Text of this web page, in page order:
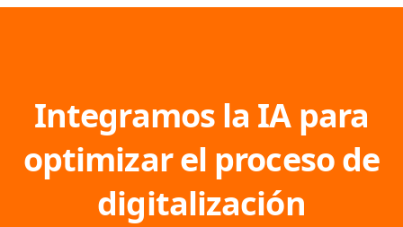
Integramos la IA para
optimizar el proceso de
digitalización